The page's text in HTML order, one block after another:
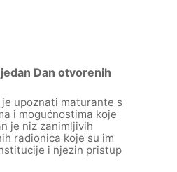
Dan otvorenih
upoznati maturante s
i mogućnostima koje
je niz zanimljivih
radionica koje su im
i njezin pristup